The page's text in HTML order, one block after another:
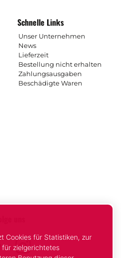
Schnelle Links
Unser Unternehmen
News
Lieferzeit
Bestellung nicht erhalten
Zahlungsausgaben
Beschädigte Waren
Facebook
Instagram
Cookies für Statistiken, zur
für zielgerichtetes